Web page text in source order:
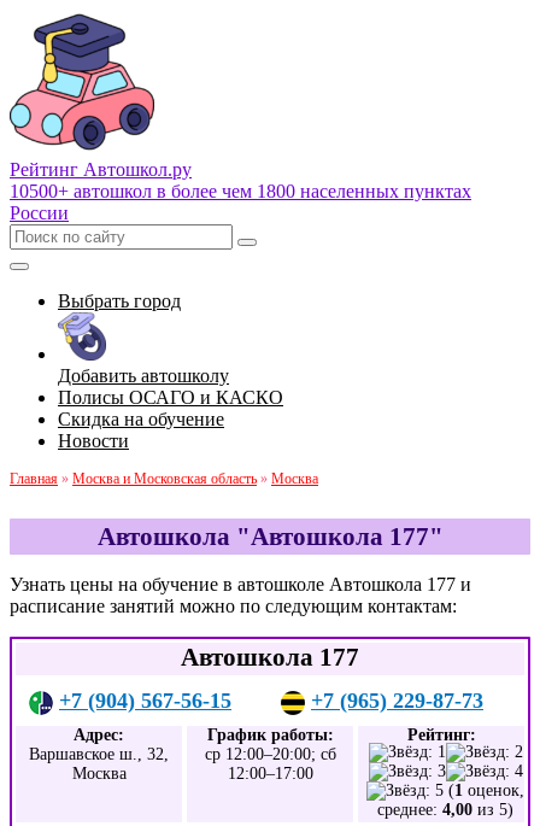
Рейтинг Автошкол.ру
10500+ автошкол в более чем 1800 населенных пунктах
России
Выбрать город
Добавить автошколу
Полисы ОСАГО и КАСКО
Скидка на обучение
Новости
Главная » Москва и Московская область » Москва
Автошкола "Автошкола 177"
Узнать цены на обучение в автошколе Автошкола 177 и
расписание занятий можно по следующим контактам:
Автошкола 177
+7 (904) 567-56-15 +7 (965) 229-87-73
Адрес:
Варшавское ш., 32,
Москва
График работы:
ср 12:00–20:00; сб
12:00–17:00
Рейтинг:
(1 оценок,
среднее: 4,00 из 5)